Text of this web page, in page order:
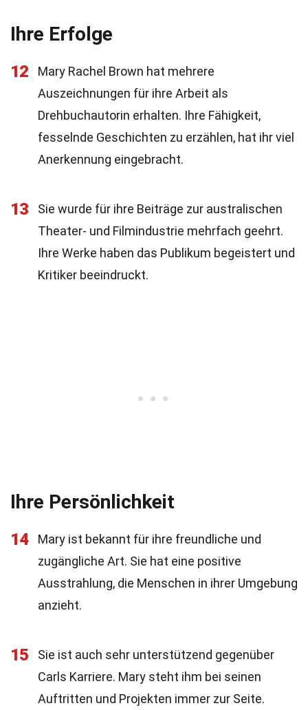
Ihre Erfolge
12
Mary Rachel Brown hat mehrere
Auszeichnungen für ihre Arbeit als
Drehbuchautorin erhalten. Ihre Fähigkeit,
fesselnde Geschichten zu erzählen, hat ihr viel
Anerkennung eingebracht.
13
Sie wurde für ihre Beiträge zur australischen
Theater- und Filmindustrie mehrfach geehrt.
Ihre Werke haben das Publikum begeistert und
Kritiker beeindruckt.
Ihre Persönlichkeit
14
Mary ist bekannt für ihre freundliche und
zugängliche Art. Sie hat eine positive
Ausstrahlung, die Menschen in ihrer Umgebung
anzieht.
15
Sie ist auch sehr unterstützend gegenüber
Carls Karriere. Mary steht ihm bei seinen
Auftritten und Projekten immer zur Seite.